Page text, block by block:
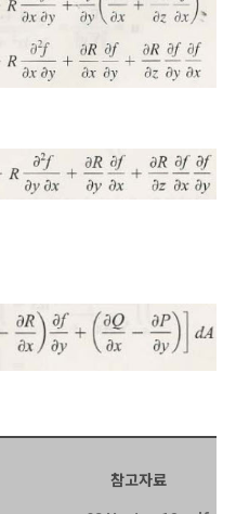
참고자료